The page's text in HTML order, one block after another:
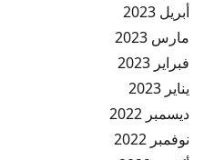
أبريل 2023
مارس 2023
فبراير 2023
يناير 2023
ديسمبر 2022
نوفمبر 2022